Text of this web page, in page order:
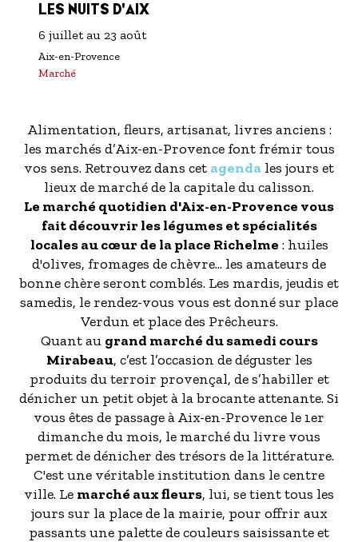
LES NUITS D'AIX
6 juillet au 23 août
Aix-en-Provence
Marché
Alimentation, fleurs, artisanat, livres anciens :
les marchés d’Aix-en-Provence font frémir tous
vos sens. Retrouvez dans cet agenda les jours et
lieux de marché de la capitale du calisson.
Le marché quotidien d'Aix-en-Provence vous
fait découvrir les légumes et spécialités
locales au cœur de la place Richelme : huiles
d'olives, fromages de chèvre... les amateurs de
bonne chère seront comblés. Les mardis, jeudis et
samedis, le rendez-vous vous est donné sur place
Verdun et place des Prêcheurs.
Quant au grand marché du samedi cours
Mirabeau, c’est l’occasion de déguster les
produits du terroir provençal, de s’habiller et
dénicher un petit objet à la brocante attenante. Si
vous êtes de passage à Aix-en-Provence le 1er
dimanche du mois, le marché du livre vous
permet de dénicher des trésors de la littérature.
C'est une véritable institution dans le centre
ville. Le marché aux fleurs, lui, se tient tous les
jours sur la place de la mairie, pour offrir aux
passants une palette de couleurs saisissante et